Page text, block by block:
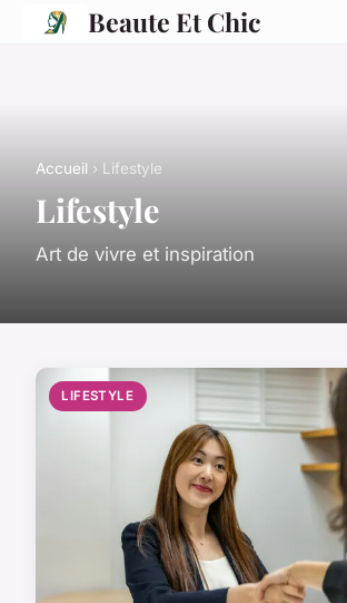
Beaute Et Chic
Accueil › Lifestyle
Lifestyle
Art de vivre et inspiration
LIFESTYLE